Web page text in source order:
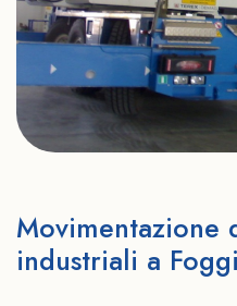
Movimentazione
industriali a